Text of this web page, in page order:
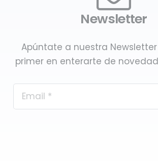
Newsletter
Apúntate a nuestra
primer en enterarte de